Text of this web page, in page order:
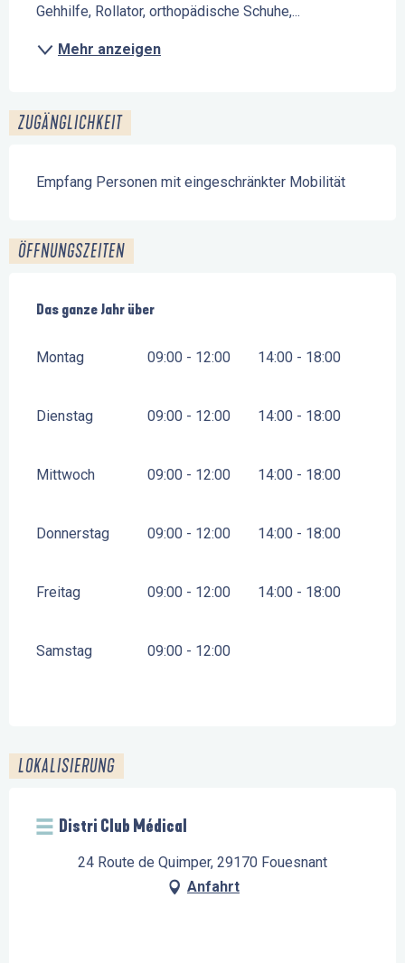
Gehhilfe, Rollator, orthopädische Schuhe,...
Mehr anzeigen
ZUGÄNGLICHKEIT
Empfang Personen mit eingeschränkter Mobilität
ÖFFNUNGSZEITEN
Das ganze Jahr über
Das ganze Jahr über
Montag 09:00 - 12:00 14:00 - 18:00
Dienstag 09:00 - 12:00 14:00 - 18:00
Mittwoch 09:00 - 12:00 14:00 - 18:00
Donnerstag 09:00 - 12:00 14:00 - 18:00
Freitag 09:00 - 12:00 14:00 - 18:00
Samstag 09:00 - 12:00
LOKALISIERUNG
Distri Club Médical
24 Route de Quimper, 29170 Fouesnant
Anfahrt